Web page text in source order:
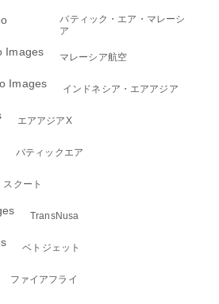
バティック・エア・マレーシ
ア
マレーシア航空
インドネシア・エアアジア
エアアジアX
バティックエア
スクート
TransNusa
ベトジェット
ファイアフライ